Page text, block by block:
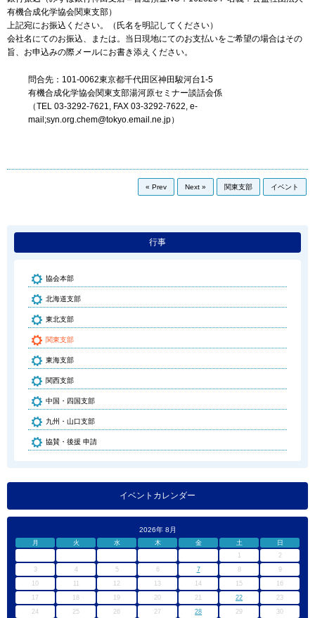
有機合成化学協会関東支部）
上記宛にお振込ください。（氏名を明記してください）
会社名にてのお振込、または。当日現地にてのお支払いをご希望の場合はその
旨、お申込みの際メールにお書き添えください。
問合先：101-0062東京都千代田区神田駿河台1-5
有機合成化学協会関東支部湯河原セミナー談話会係
（TEL 03-3292-7621, FAX 03-3292-7622, e-
mail;syn.org.chem@tokyo.email.ne.jp）
« Prev Next » 関東支部 イベント
行事
協会本部
北海道支部
東北支部
関東支部
東海支部
関西支部
中国・四国支部
九州・山口支部
協賛・後援 申請
イベントカレンダー
2026年 8月
月 火 水 木 金 土
日
2
3
4 5 6 7 8
9
10
12 13 14 15
16
17
18 19 20 21 22
23
24
25 26 27 28 29 30